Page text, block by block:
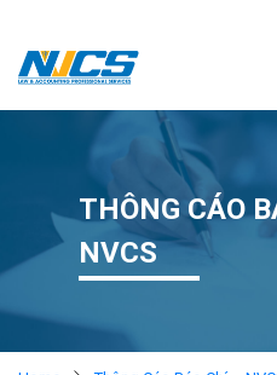
THÔNG CÁO
NVCS